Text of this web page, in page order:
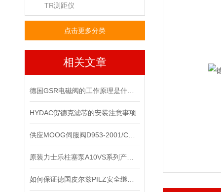
TR测距仪
点击更多分类
相关文章
HYDAC贺德克滤芯的安装注意事项